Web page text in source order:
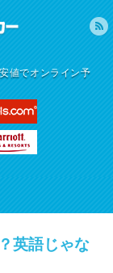
値でオンライン予
英語じゃな